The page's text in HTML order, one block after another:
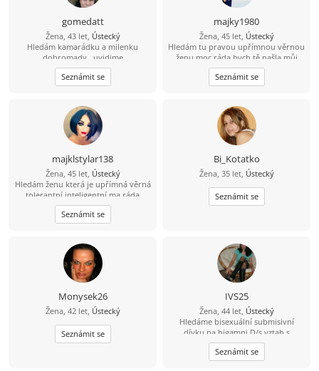
gomedatt
Žena, 43 let, Ústecký
Hledám kamarádku a milenku
dohromady.. uvidime
Seznámit se
majky1980
Žena, 45 let, Ústecký
Hledám tu pravou upřímnou věrnou
ženu moc ráda bych tě našla můj
was app 722059315 pokud máš
zájem napiš muži prosím nepsat
dekuju
Seznámit se
majklstylar138
Žena, 45 let, Ústecký
Hledám ženu která je upřímná věrná
tolerantní inteligentní ma ráda
přírodu vyletí a taky zajít si na večeři
Seznámit se
Bi_Kotatko
Žena, 35 let, Ústecký
Seznámit se
Monysek26
Žena, 42 let, Ústecký
Seznámit se
IVS25
Žena, 44 let, Ústecký
Hledáme bisexuální submisivní
dívku na bigamni D/s vztah s
bydlením až životem s námi v
Praze(vlastní dům).Budeš naší
partnerkou- milenku-služku-
Seznámit se